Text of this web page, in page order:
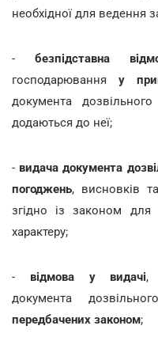
необхідної для ведення
- безпідставна
господарювання у
документа
додаються до неї;
- видача документа
погоджень, висновків
згідно із законом для
характеру;
- відмова у видачі,
документа
передбачених законом;